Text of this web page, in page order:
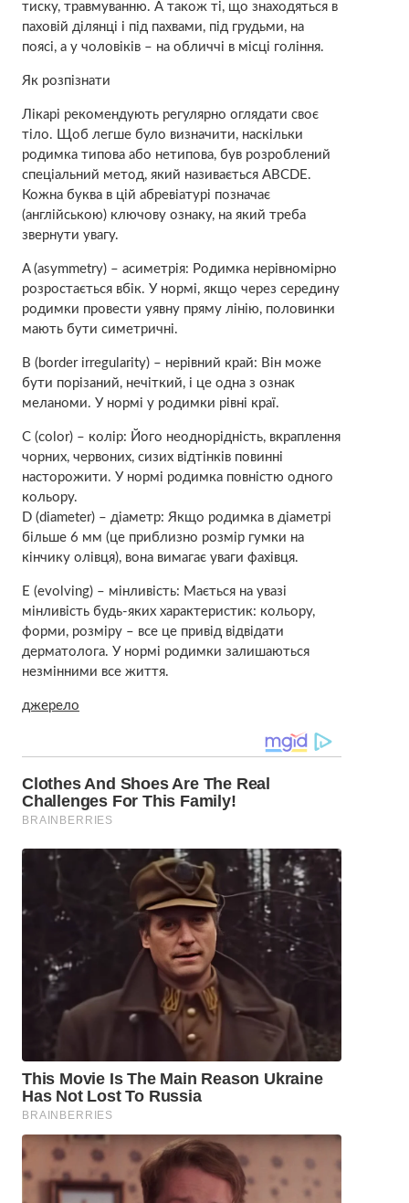
тиску, травмуванню. А також ті, що знаходяться в
паховій ділянці і під пахвами, під грудьми, на
поясі, а у чоловіків – на обличчі в місці гоління.
Як розпізнати
Лікарі рекомендують регулярно оглядати своє
тіло. Щоб легше було визначити, наскільки
родимка типова або нетипова, був розроблений
спеціальний метод, який називається ABCDE.
Кожна буква в цій абревіатурі позначає
(англійською) ключову ознаку, на який треба
звернути увагу.
A (asymmetry) – асиметрія: Родимка нерівномірно
розростається вбік. У нормі, якщо через середину
родимки провести уявну пряму лінію, половинки
мають бути симетричні.
B (border irregularity) – нерівний край: Він може
бути порізаний, нечіткий, і це одна з ознак
меланоми. У нормі у родимки рівні краї.
C (color) – колір: Його неоднорідність, вкраплення
чорних, червоних, сизих відтінків повинні
насторожити. У нормі родимка повністю одного
кольору.
D (diameter) – діаметр: Якщо родимка в діаметрі
більше 6 мм (це приблизно розмір гумки на
кінчику олівця), вона вимагає уваги фахівця.
E (evolving) – мінливість: Мається на увазі
мінливість будь-яких характеристик: кольору,
форми, розміру – все це привід відвідати
дерматолога. У нормі родимки залишаються
незмінними все життя.
джерело